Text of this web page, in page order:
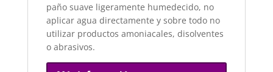
paño suave ligeramente humedecido, no
aplicar agua directamente y sobre todo no
utilizar productos amoniacales, disolventes
o abrasivos.